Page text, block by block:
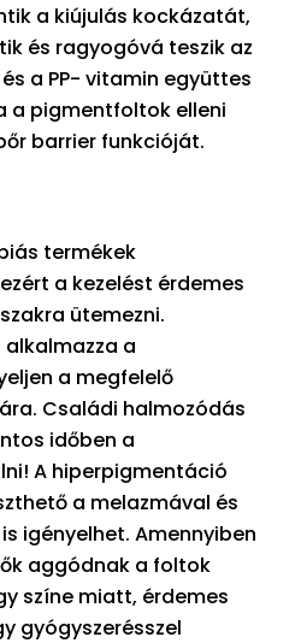
a kiújulás kockázatát,
és ragyogóvá teszik az
a PP- vitamin együttes
a pigmentfoltok elleni
barrier funkcióját.
termékek
a kezelést érdemes
ütemezni.
a
a megfelelő
Családi halmozódás
időben a
A hiperpigmentáció
a melazmával és
igényelhet. Amennyiben
aggódnak a foltok
színe miatt, érdemes
gyógyszerésszel